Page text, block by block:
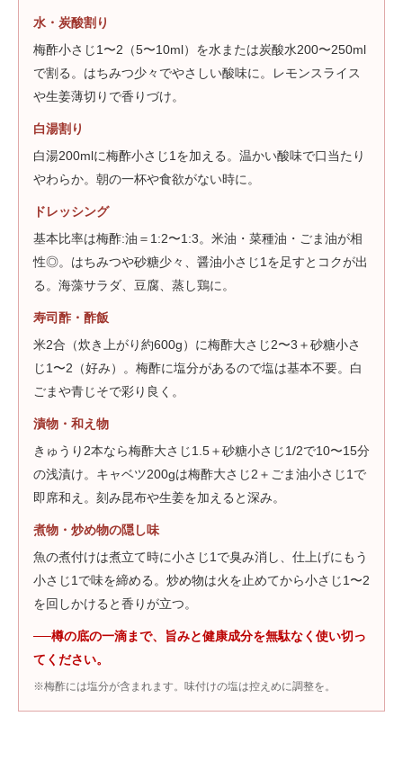
水・炭酸割り
梅酢小さじ1〜2（5〜10ml）を水または炭酸水200〜250ml
で割る。はちみつ少々でやさしい酸味に。レモンスライス
や生姜薄切りで香りづけ。
白湯割り
白湯200mlに梅酢小さじ1を加える。温かい酸味で口当たり
やわらか。朝の一杯や食欲がない時に。
ドレッシング
基本比率は梅酢:油＝1:2〜1:3。米油・菜種油・ごま油が相
性◎。はちみつや砂糖少々、醤油小さじ1を足すとコクが出
る。海藻サラダ、豆腐、蒸し鶏に。
寿司酢・酢飯
米2合（炊き上がり約600g）に梅酢大さじ2〜3＋砂糖小さ
じ1〜2（好み）。梅酢に塩分があるので塩は基本不要。白
ごまや青じそで彩り良く。
漬物・和え物
きゅうり2本なら梅酢大さじ1.5＋砂糖小さじ1/2で10〜15分
の浅漬け。キャベツ200gは梅酢大さじ2＋ごま油小さじ1で
即席和え。刻み昆布や生姜を加えると深み。
煮物・炒め物の隠し味
魚の煮付けは煮立て時に小さじ1で臭み消し、仕上げにもう
小さじ1で味を締める。炒め物は火を止めてから小さじ1〜2
を回しかけると香りが立つ。
──樽の底の一滴まで、旨みと健康成分を無駄なく使い切っ
てください。
※梅酢には塩分が含まれます。味付けの塩は控えめに調整を。